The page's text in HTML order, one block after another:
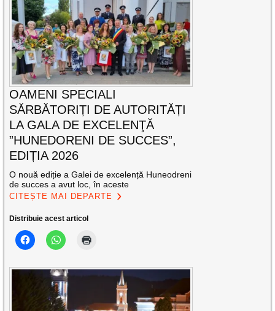
OAMENI SPECIALI
SĂRBĂTORIȚI DE AUTORITĂȚI
LA GALA DE EXCELENŢĂ
”HUNEDORENI DE SUCCES”,
EDIȚIA 2026
O nouă ediție a Galei de excelență Huneodreni
de succes a avut loc, în aceste
CITEȘTE MAI DEPARTE
Distribuie acest articol